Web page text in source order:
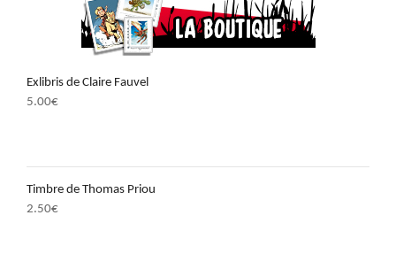
Exlibris de Claire Fauvel
5.00€
Timbre de Thomas Priou
2.50€